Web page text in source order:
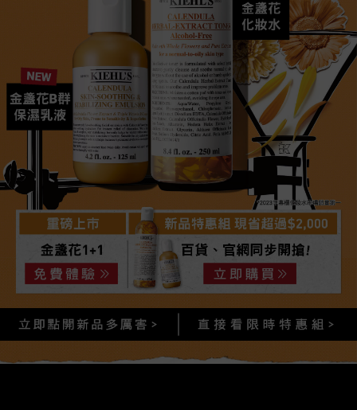
金盞花
化妝水​
New
金盞花B群
保濕乳液
*2023年專櫃化妝水市場銷量第一